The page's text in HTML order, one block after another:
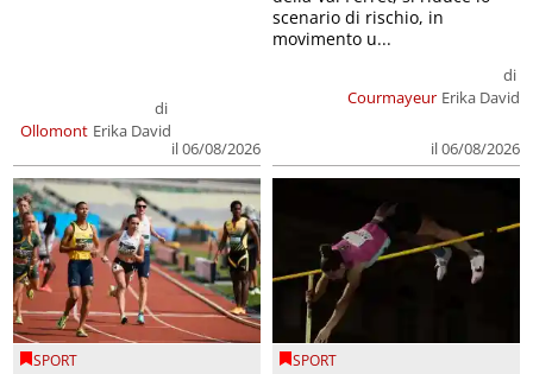
Ollomont
di
Erika David
il 06/08/2026
Courmayeur
di
Erika David
il 06/08/2026
scenario di rischio, in
movimento u...
SPORT SPORT